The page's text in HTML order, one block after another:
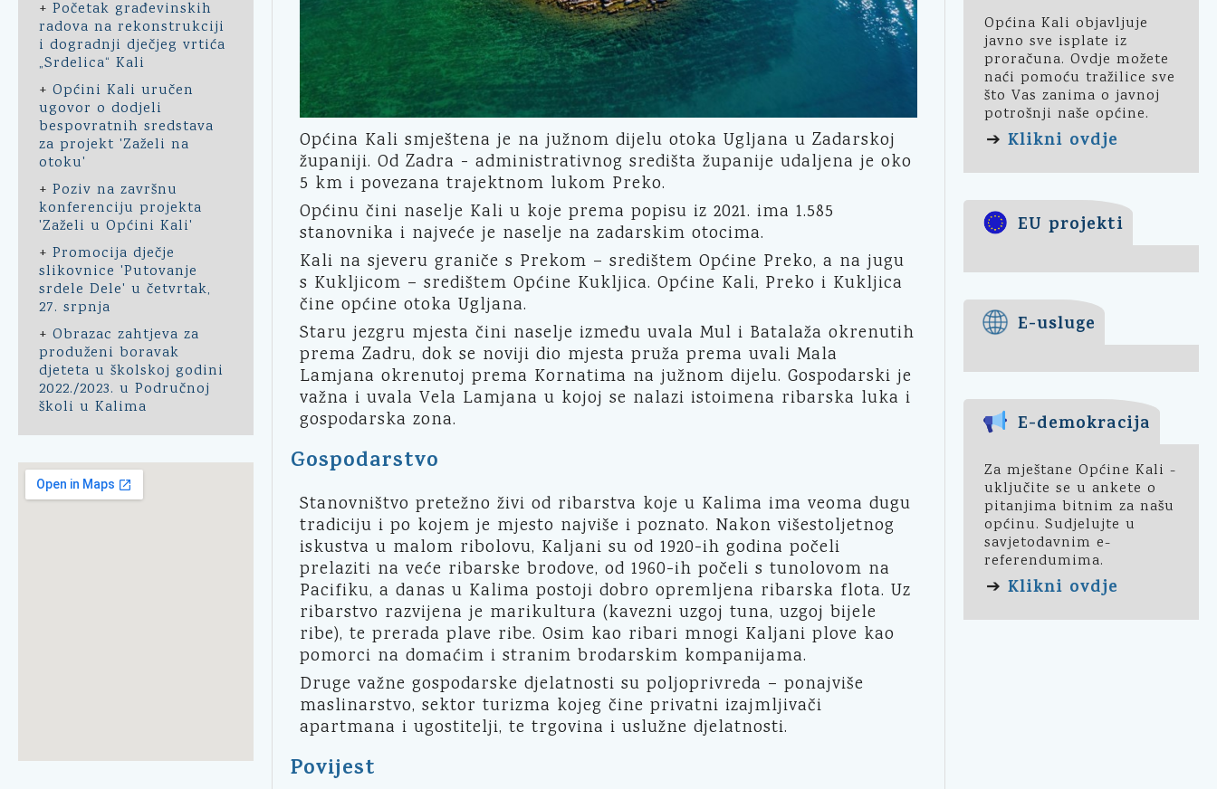
+ Početak građevinskih
radova na rekonstrukciji
i dogradnji dječjeg vrtića
„Srdelica“ Kali
+ Općini Kali uručen
ugovor o dodjeli
bespovratnih sredstava
za projekt 'Zaželi na
otoku'
+ Poziv na završnu
konferenciju projekta
'Zaželi u Općini Kali'
+ Promocija dječje
slikovnice 'Putovanje
srdele Dele' u četvrtak,
27. srpnja
+ Obrazac zahtjeva za
produženi boravak
djeteta u školskoj godini
2022./2023. u Područnoj
školi u Kalima
Općina Kali smještena je na južnom dijelu otoka Ugljana u Zadarskoj
županiji. Od Zadra - administrativnog središta županije udaljena je oko
5 km i povezana trajektnom lukom Preko.
Općinu čini naselje Kali u koje prema popisu iz 2021. ima 1.585
stanovnika i najveće je naselje na zadarskim otocima.
Kali na sjeveru graniče s Prekom – središtem Općine Preko, a na jugu
s Kukljicom – središtem Općine Kukljica. Općine Kali, Preko i Kukljica
čine općine otoka Ugljana.
Staru jezgru mjesta čini naselje između uvala Mul i Batalaža okrenutih
prema Zadru, dok se noviji dio mjesta pruža prema uvali Mala
Lamjana okrenutoj prema Kornatima na južnom dijelu. Gospodarski je
važna i uvala Vela Lamjana u kojoj se nalazi istoimena ribarska luka i
gospodarska zona.
Gospodarstvo
Stanovništvo pretežno živi od ribarstva koje u Kalima ima veoma dugu
tradiciju i po kojem je mjesto najviše i poznato. Nakon višestoljetnog
iskustva u malom ribolovu, Kaljani su od 1920-ih godina počeli
prelaziti na veće ribarske brodove, od 1960-ih počeli s tunolovom na
Pacifiku, a danas u Kalima postoji dobro opremljena ribarska flota. Uz
ribarstvo razvijena je marikultura (kavezni uzgoj tuna, uzgoj bijele
ribe), te prerada plave ribe. Osim kao ribari mnogi Kaljani plove kao
pomorci na domaćim i stranim brodarskim kompanijama.
Druge važne gospodarske djelatnosti su poljoprivreda – ponajviše
maslinarstvo, sektor turizma kojeg čine privatni izajmljivači
apartmana i ugostitelji, te trgovina i uslužne djelatnosti.
Povijest
Općina Kali objavljuje
javno sve isplate iz
proračuna. Ovdje možete
naći pomoću tražilice sve
što Vas zanima o javnoj
potrošnji naše općine.
➔ Klikni ovdje
EU projekti
E-usluge
E-demokracija
Za mještane Općine Kali -
uključite se u ankete o
pitanjima bitnim za našu
općinu. Sudjelujte u
savjetodavnim e-
referendumima.
➔ Klikni ovdje